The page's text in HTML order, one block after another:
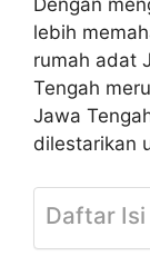
Dengan
lebih
rumah adat
Tengah
Jawa
dilestarikan
Daftar Isi